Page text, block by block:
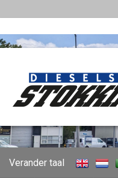
Verander taal